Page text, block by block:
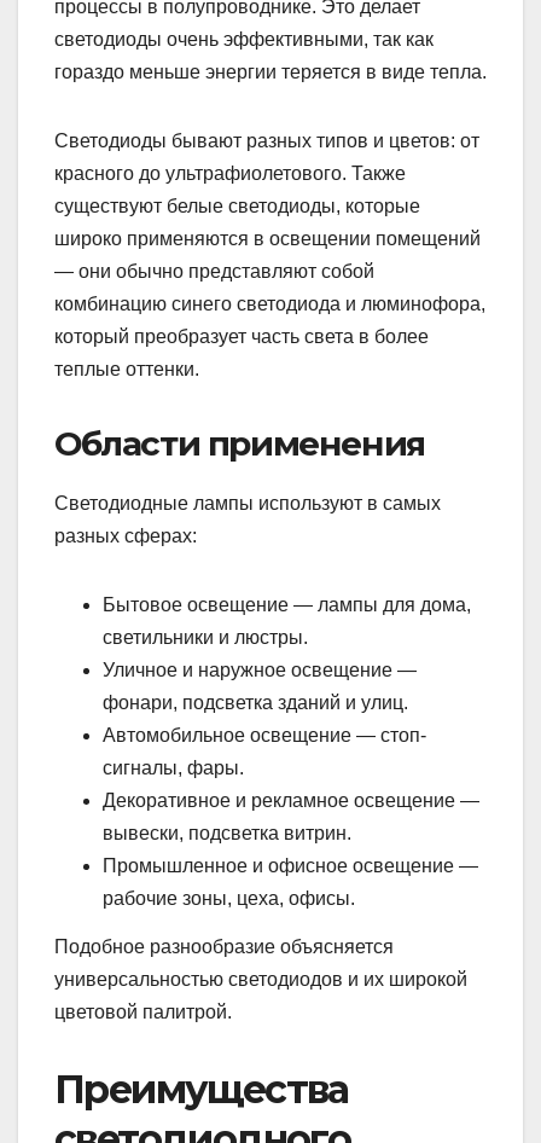
процессы в полупроводнике. Это делает
светодиоды очень эффективными, так как
гораздо меньше энергии теряется в виде тепла.
Светодиоды бывают разных типов и цветов: от
красного до ультрафиолетового. Также
существуют белые светодиоды, которые
широко применяются в освещении помещений
— они обычно представляют собой
комбинацию синего светодиода и люминофора,
который преобразует часть света в более
теплые оттенки.
Области применения
Светодиодные лампы используют в самых
разных сферах:
Бытовое освещение — лампы для дома,
светильники и люстры.
Уличное и наружное освещение —
фонари, подсветка зданий и улиц.
Автомобильное освещение — стоп-
сигналы, фары.
Декоративное и рекламное освещение —
вывески, подсветка витрин.
Промышленное и офисное освещение —
рабочие зоны, цеха, офисы.
Подобное разнообразие объясняется
универсальностью светодиодов и их широкой
цветовой палитрой.
Преимущества